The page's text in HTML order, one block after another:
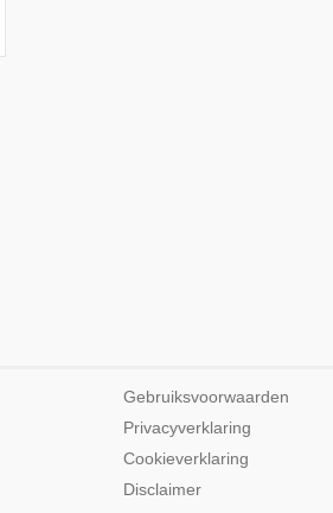
Gebruiksvoorwaarden
Privacyverklaring
Cookieverklaring
Disclaimer